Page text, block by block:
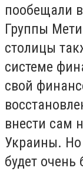
пообещали
Группы
столицы
системе
свой
внести сам
Украины. Но
будет